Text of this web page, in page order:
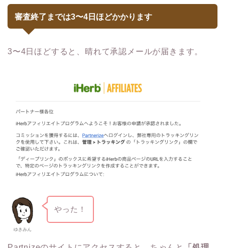
審査終了までは3〜4日ほどかかります
3〜4日ほどすると、晴れて承認メールが届きます。
ゆきみん
やった！